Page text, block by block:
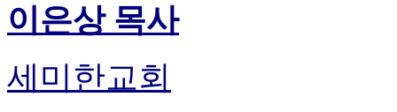
이은상 목사
세미한교회